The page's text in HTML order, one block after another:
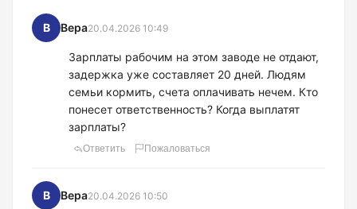
В Вера20.04.2026 10:49
Зарплаты рабочим на этом заводе не отдают,
задержка уже составляет 20 дней. Людям
семьи кормить, счета оплачивать нечем. Кто
понесет ответственность? Когда выплатят
зарплаты?
Ответить Пожаловаться
В Вера20.04.2026 10:50